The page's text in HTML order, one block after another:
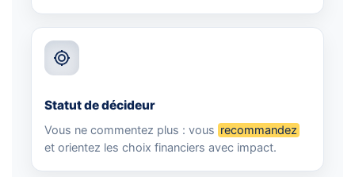
Statut de décideur
Vous ne commentez plus : vous recommandez
et orientez les choix financiers avec impact.